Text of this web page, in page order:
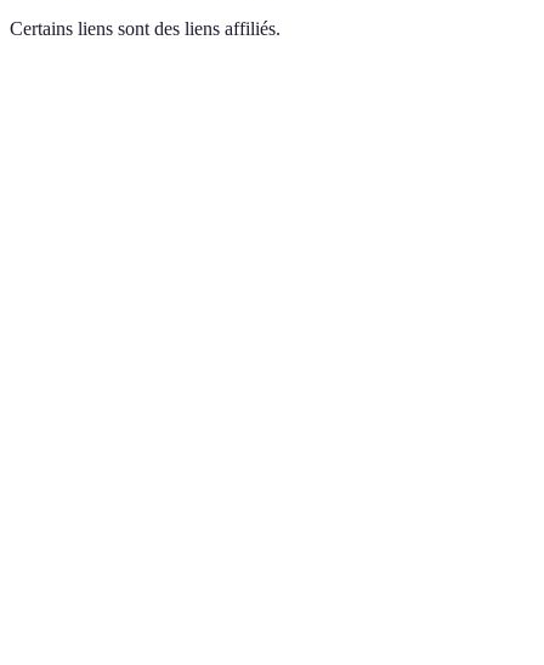
Certains liens sont des liens affiliés.